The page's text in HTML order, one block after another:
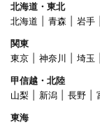
北海道・東北
北海道
青森 岩手
関東
東京
神奈川 埼玉
甲信越・北陸
山梨
新潟 長野
東海